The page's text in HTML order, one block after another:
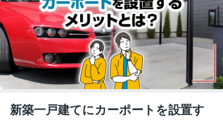
新築一戸建てにカーポートを設置す